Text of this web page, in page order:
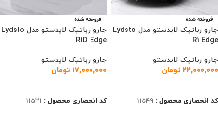
فروخته شده
جارو رباتیک لایدستو مدل Lydsto
R1 Edge
جارو رباتیک لایدستو
۲۲,۰۰۰,۰۰۰ تومان
کد انحصاری محصول : 11549
فروخته شده
جارو رباتیک لایدستو مدل Lydsto
R1D Edge
جارو رباتیک لایدستو
۱۷,۰۰۰,۰۰۰ تومان
کد انحصاری محصول : 11531